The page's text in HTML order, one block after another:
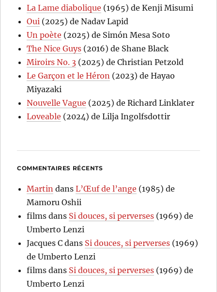
La Lame diabolique (1965) de Kenji Misumi
Oui (2025) de Nadav Lapid
Un poète (2025) de Simón Mesa Soto
The Nice Guys (2016) de Shane Black
Miroirs No. 3 (2025) de Christian Petzold
Le Garçon et le Héron (2023) de Hayao
Miyazaki
Nouvelle Vague (2025) de Richard Linklater
Loveable (2024) de Lilja Ingolfsdottir
COMMENTAIRES RÉCENTS
Martin dansL’Œuf de l’ange (1985) de
Mamoru Oshii
films dans Si douces, si perverses (1969) de
Umberto Lenzi
Jacques C dans Si douces, si perverses (1969)
de Umberto Lenzi
films dans Si douces, si perverses (1969) de
Umberto Lenzi